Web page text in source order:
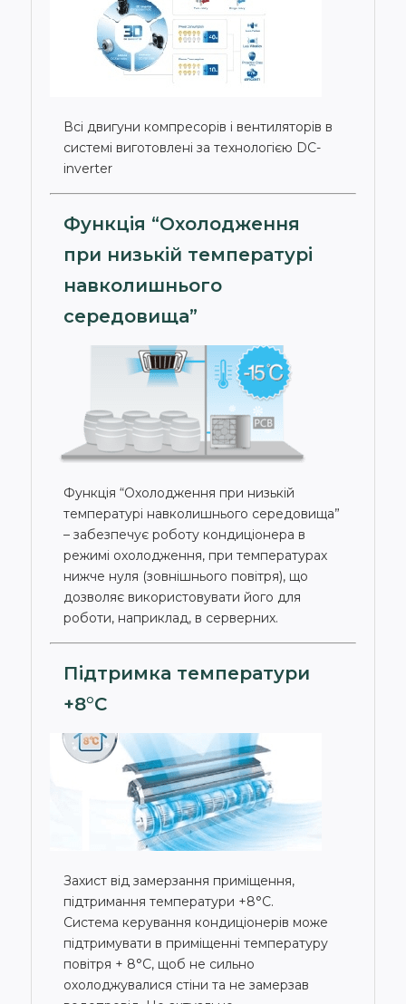
Всі двигуни компресорів і вентиляторів в
системі виготовлені за технологією DC-
inverter
Функція “Охолодження
при низькій температурі
навколишнього
середовища”
Функція “Охолодження при низькій
температурі навколишнього середовища”
– забезпечує роботу кондиціонера в
режимі охолодження, при температурах
нижче нуля (зовнішнього повітря), що
дозволяє використовувати його для
роботи, наприклад, в серверних.
Підтримка температури
+8°С
Захист від замерзання приміщення,
підтримання температури +8°С.
Система керування кондиціонерів може
підтримувати в приміщенні температуру
повітря + 8°С, щоб не сильно
охолоджувалися стіни та не замерзав